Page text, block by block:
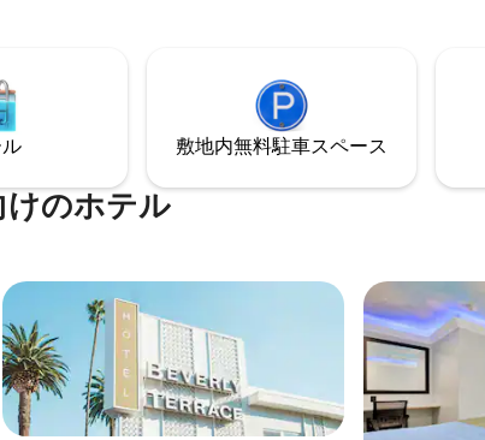
敷地内無料駐⁠車ス⁠ペ⁠ー⁠ス
のホ⁠テ⁠ル